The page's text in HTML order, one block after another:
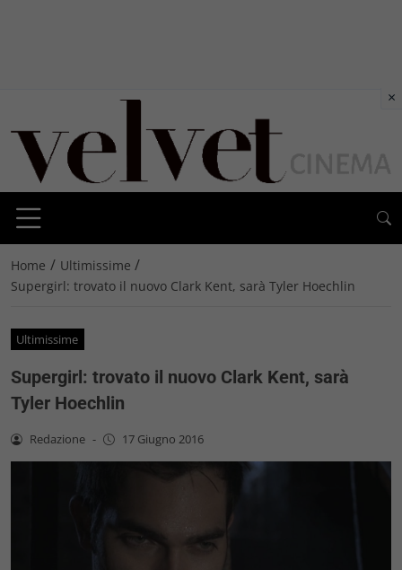
Home / Ultimissime /
Supergirl: trovato il nuovo Clark Kent, sarà Tyler Hoechlin
Ultimissime
Supergirl: trovato il nuovo Clark Kent, sarà
Tyler Hoechlin
Redazione - 17 Giugno 2016
×